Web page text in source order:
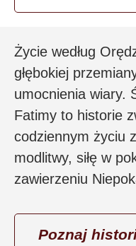
Życie według
głębokiej
umocnienia wiary.
Fatimy to historie
codziennym życiu
modlitwy, siłę w
zawierzeniu
Poznaj